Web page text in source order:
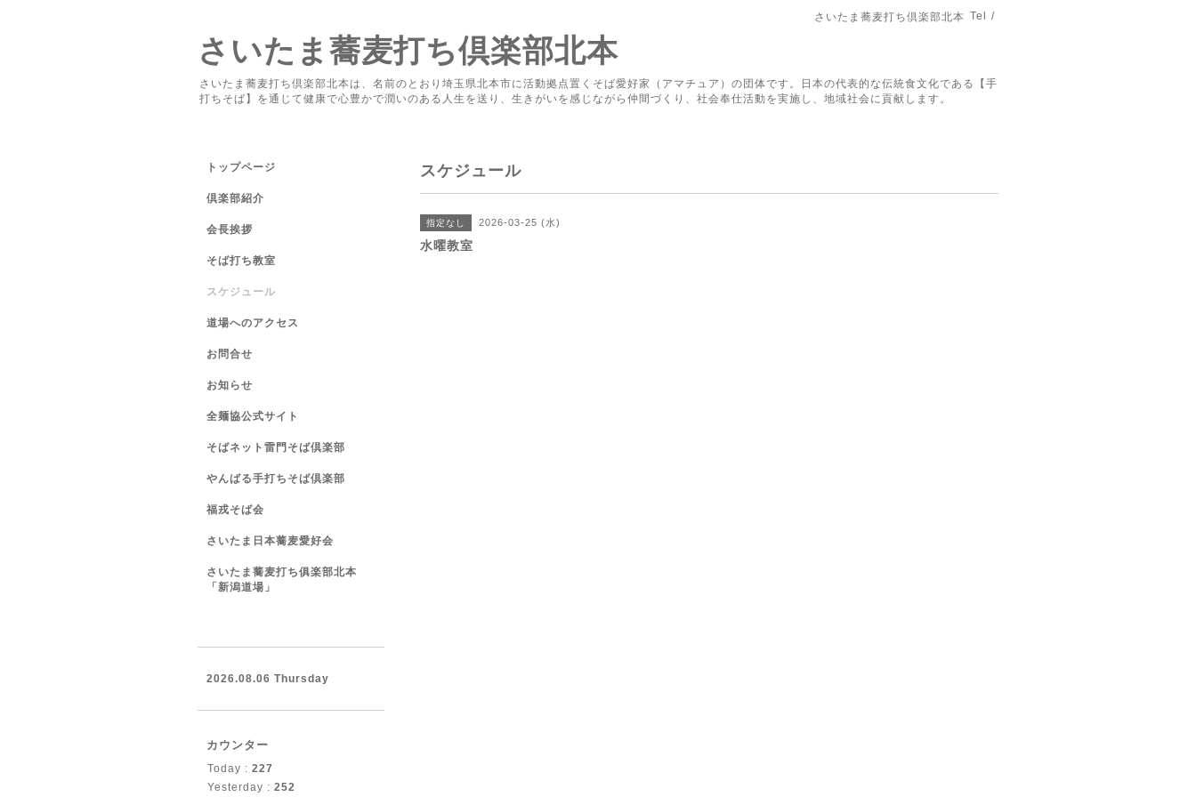
さいたま蕎麦打ち倶楽部北本 Tel /
さいたま蕎麦打ち倶楽部北本
さいたま蕎麦打ち倶楽部北本は、名前のとおり埼玉県北本市に活動拠点置くそば愛好家（アマチュア）の団体です。日本の代表的な伝統食文化である【手
打ちそば】を通じて健康で心豊かで潤いのある人生を送り、生きがいを感じながら仲間づくり、社会奉仕活動を実施し、地域社会に貢献します。
スケジュール
指定なし 2026-03-25 (水)
水曜教室
トップページ
倶楽部紹介
会長挨拶
そば打ち教室
スケジュール
道場へのアクセス
お問合せ
お知らせ
全麺協公式サイト
そばネット雷門そば倶楽部
やんばる手打ちそば倶楽部
福戎そば会
さいたま日本蕎麦愛好会
さいたま蕎麦打ち俱楽部北本
「新潟道場」
2026.08.06 Thursday
カウンター
Today : 227
Yesterday : 252